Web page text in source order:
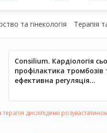
та гінекологія Терапія
Consilium. Кардіологія
профілактика тромбозів
ефективна регуляція
дисліпідемії